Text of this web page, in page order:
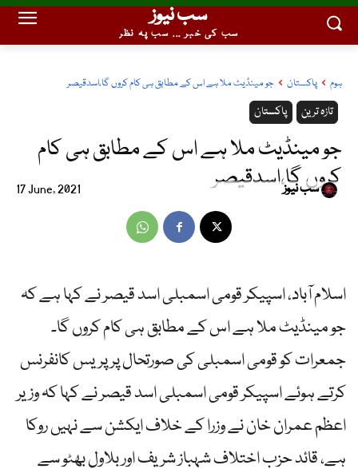
سب نیوز
سب کی خبر ... سب پہ نظر
ہوم پاکستان جو مینڈیٹ ملا ہے اس کے مطابق ہی کام کروں گا،اسدقیصر
پاکستان تازہ ترین
جو مینڈیٹ ملا ہے اس کے مطابق ہی کام
کروں گا،اسدقیصر
17 June, 2021 سب نیوز
اسلام آباد، اسپیکر قومی اسمبلی اسد قیصر نے کہا ہے کہ
جو مینڈیٹ ملا ہے اس کے مطابق ہی کام کروں گا۔
جمعرات کو قومی اسمبلی کی صورتحال پر پریس کانفرنس
کرتے ہوئے اسپیکر قومی اسمبلی اسد قیصر نے کہا کہ وزیر
اعظم عمران خان نے وزرا کے خلاف ایکشن سے نہیں روکا
ہے، قائد حزب اختلاف شہباز شریف اور بلاول بھٹو سے